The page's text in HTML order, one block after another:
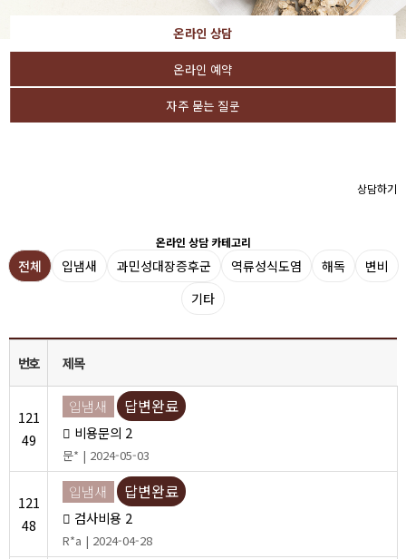
온라인 상담
온라인 예약
자주 묻는 질문
상담하기
온라인 상담 카테고리
전체 입냄새 과민성대장증후군 역류성식도염 해독
변비
기타
번호 제목
121
49
입냄새 답변완료
비용문의 2
문* | 2024-05-03
121
48
입냄새 답변완료
검사비용 2
R*a | 2024-04-28